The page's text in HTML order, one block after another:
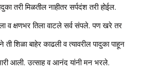
तरी मिळतील नाहीतर सर्पदंश तरी होईल.
व क्षणभर तिला वाटले सर्व संपले. पण खरे तर
ती शिळा बाहेर काढली व त्यावरील पादुका पाहून
आली. उत्साह व आनंद यांनी मन भरले.